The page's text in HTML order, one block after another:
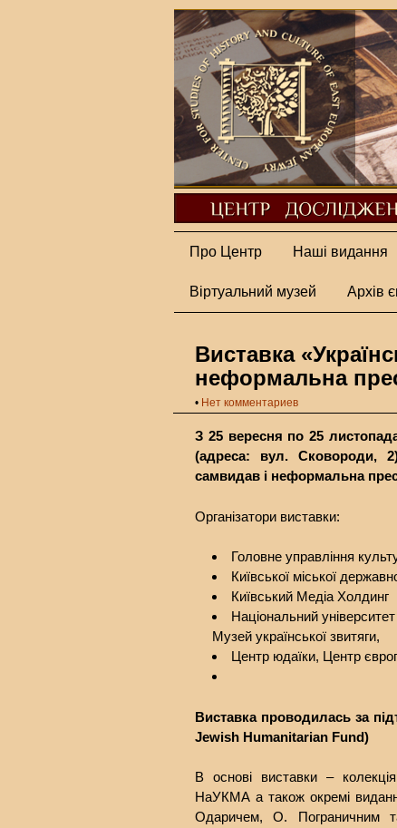
Про Центр Наші видання
Віртуальний музей Архів
Виставка
неформальна
• Нет комментариев
З 25 вересня по 25
(адреса: вул. Сковороди,
самвидав і неформальна
Організатори виставки:
Головне управління
Київської міської
Київський Медіа Холдинг
Національний
Музей української звитяги,
Центр юдаїки, Центр
Виставка проводилась за
Jewish Humanitarian Fund)
В основі виставки – колекція
НаУКМА а також окремі
Одаричем, О. Пограничним